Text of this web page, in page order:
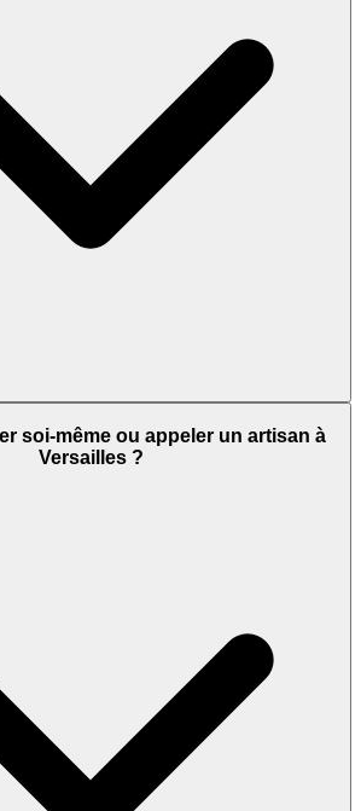
soi-même ou appeler un artisan à
Versailles ?